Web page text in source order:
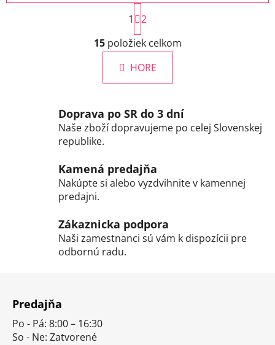
O
v
l
á
d
c
i
r
v
v
ý
S
t
r
á
n
k
n
i
e
1
2
15položiek celkom
HORE
Doprava po SR do 3 dní
Naše zboží dopravujeme po celej Slovenskej
republike.
Kamená predajňa
Nakúpte si alebo vyzdvihnite v kamennej
predajni.
Zákaznicka podpora
Naši zamestnanci sú vám k dispozícii pre
odbornú radu.
Predajňa
Po - Pá: 8:00 – 16:30
So - Ne: Zatvorené